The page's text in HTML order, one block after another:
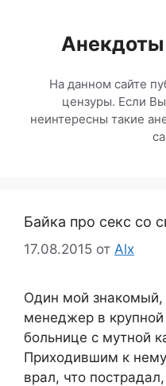
содержимомуАнекдоты
На данном сайте
цензуры. Если
неинтересны такие
Байка про секс со
17.08.2015 от Alx
Один мой
менеджер в
больнице с мутной
Приходившим к
врал, что